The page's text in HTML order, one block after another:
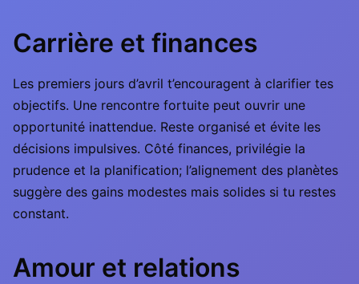
Carrière et finances
Les premiers jours d’avril t’encouragent à clarifier tes
objectifs. Une rencontre fortuite peut ouvrir une
opportunité inattendue. Reste organisé et évite les
décisions impulsives. Côté finances, privilégie la
prudence et la planification; l’alignement des planètes
suggère des gains modestes mais solides si tu restes
constant.
Amour et relations